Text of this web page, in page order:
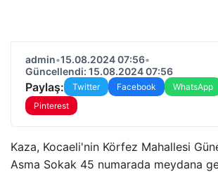
admin•15.08.2024 07:56•
Güncellendi: 15.08.2024 07:56
Paylaş: Twitter Facebook WhatsApp
Pinterest
Kaza, Kocaeli'nin Körfez Mahallesi
Asma Sokak 45 numarada meydana